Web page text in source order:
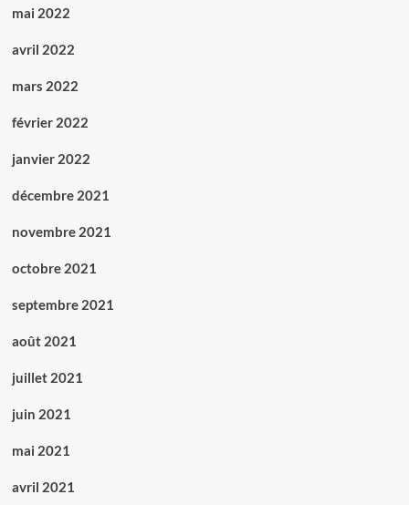
mai 2022
avril 2022
mars 2022
février 2022
janvier 2022
décembre 2021
novembre 2021
octobre 2021
septembre 2021
août 2021
juillet 2021
juin 2021
mai 2021
avril 2021